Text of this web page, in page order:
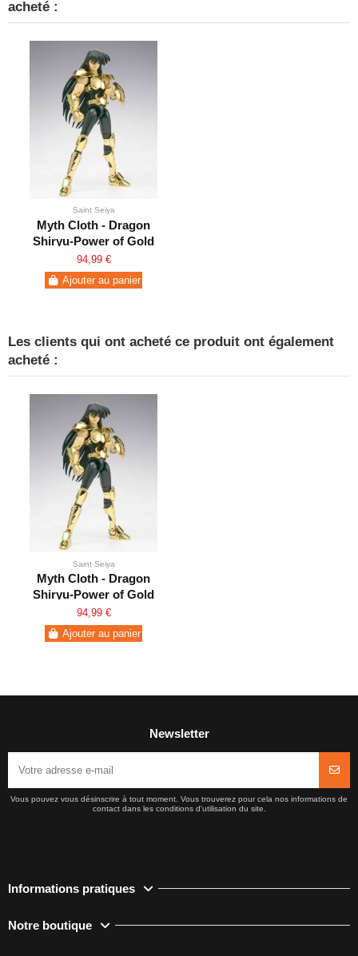
acheté :
Saint Seiya
Myth Cloth - Dragon
Shiryu-Power of Gold
(TOEI Animation
Exclusive)
94,99 €
Ajouter au panier
Les clients qui ont acheté ce produit ont également
acheté :
Saint Seiya
Myth Cloth - Dragon
Shiryu-Power of Gold
(TOEI Animation
Exclusive)
94,99 €
Ajouter au panier
Newsletter
Vous pouvez vous désinscrire à tout moment. Vous trouverez pour cela nos informations de
contact dans les conditions d'utilisation du site.
Informations pratiques
Notre boutique